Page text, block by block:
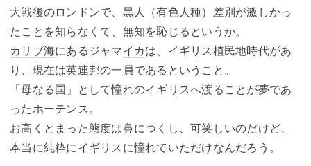
大戦後のロンドンで、黒人（有色人種）差別が激しかっ
たことを知らなくて、無知を恥じるというか。
カリブ海にあるジャマイカは、イギリス植民地時代があ
り、現在は英連邦の一員であるということ。
「母なる国」として憧れのイギリスへ渡ることが夢であ
ったホーテンス。
お高くとまった態度は鼻につくし、可笑しいのだけど、
本当に純粋にイギリスに憧れていただけなんだろう。